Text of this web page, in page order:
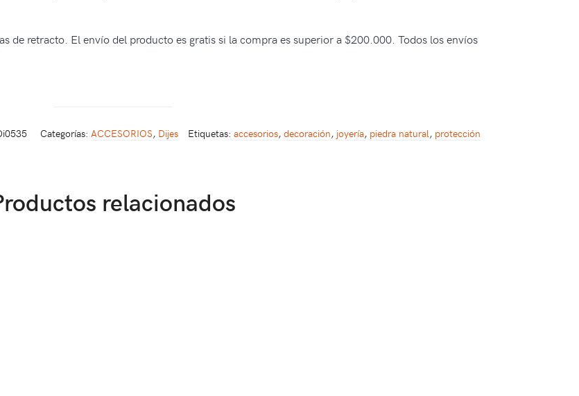
de retracto. El envío del producto es gratis si la compra es superior a $200.000. Todos los envíos
Categorías: ACCESORIOS, Dijes Etiquetas: accesorios, decoración, joyería, piedra natural, protección
relacionados